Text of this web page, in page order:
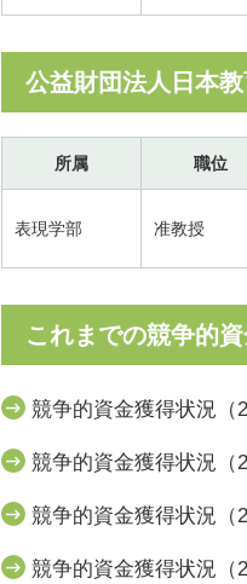
公益財団法人日本
所属 職位
表現学部 准教授
これまでの競争的
競争的資金獲得状況（
競争的資金獲得状況（
競争的資金獲得状況（
競争的資金獲得状況（